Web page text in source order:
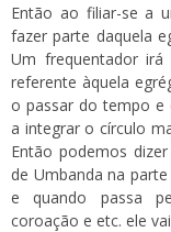
Então ao filiar-se a
fazer parte daquela
Um frequentador irá
referente àquela
o passar do tempo e
a integrar o círculo
Então podemos
de Umbanda na
e quando passa
coroação e etc. ele